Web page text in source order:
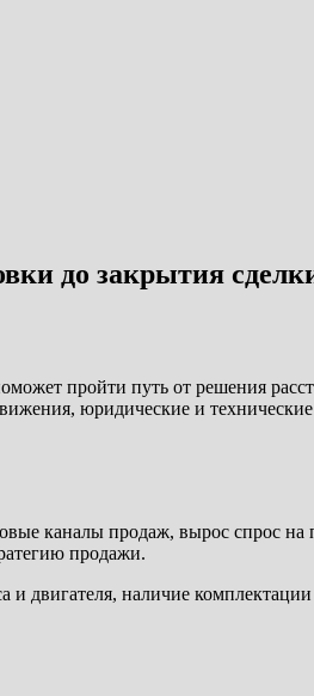
до закрытия
пройти путь от решения
юридические и технические
каналы продаж, вырос спрос
продажи.
наличие